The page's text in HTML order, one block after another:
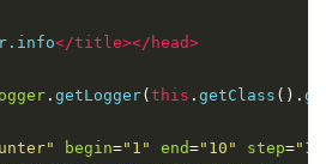
</title></head>
. getLogger( this . getClass ().
begin="1" end="10" step="1"